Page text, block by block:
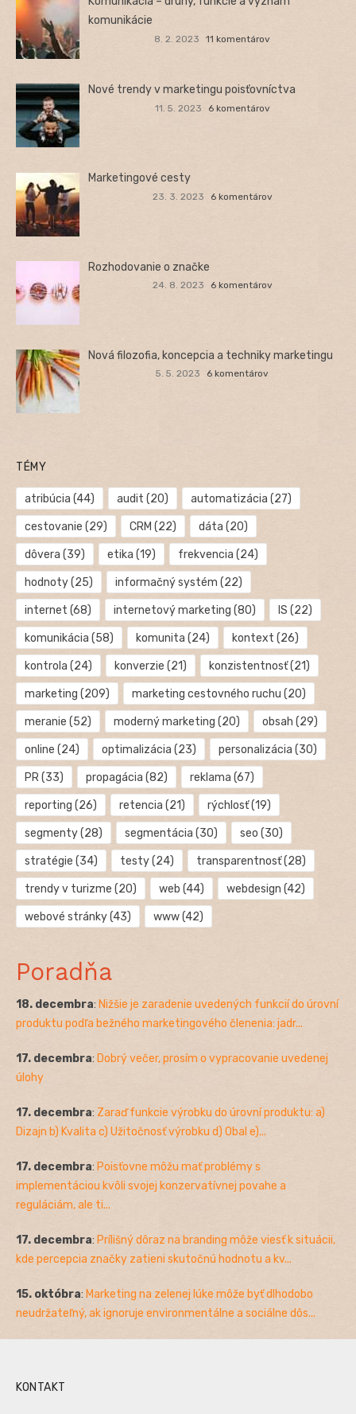
komunikácie
8. 2. 2023 11 komentárov
Nové trendy v marketingu poisťovníctva
11. 5. 2023 6 komentárov
Marketingové cesty
23. 3. 2023 6 komentárov
Rozhodovanie o značke
24. 8. 2023 6 komentárov
Nová filozofia, koncepcia a techniky marketingu
5. 5. 2023 6 komentárov
TÉMY
atribúcia (44) audit (20) automatizácia (27)
cestovanie (29) CRM (22) dáta (20)
dôvera (39) etika (19) frekvencia (24)
hodnoty(25) informačný systém (22)
internet (68) internetový marketing (80) IS (22)
komunikácia (58) komunita (24) kontext (26)
kontrola (24) konverzie (21) konzistentnosť(21)
marketing (209) marketing cestovného ruchu (20)
meranie (52) moderný marketing (20) obsah (29)
online (24) optimalizácia (23) personalizácia (30)
PR(33) propagácia (82) reklama (67)
reporting (26) retencia (21) rýchlosť(19)
segmenty(28) segmentácia (30) seo (30)
stratégie (34) testy(24) transparentnosť(28)
trendy v turizme (20) web (44) webdesign (42)
webové stránky(43) www(42)
Poradňa
18. decembra: Nižšie je zaradenie uvedených funkcií do úrovní
produktu podľa bežného marketingového členenia: jadr...
17. decembra: Dobrý večer, prosím o vypracovanie uvedenej
úlohy
17. decembra: Zaraď funkcie výrobku do úrovní produktu: a)
Dizajn b) Kvalita c) Užitočnosť výrobku d) Obal e)...
17. decembra: Poisťovne môžu mať problémy s
implementáciou kvôli svojej konzervatívnej povahe a
reguláciám, ale ti...
17. decembra: Prílišný dôraz na branding môže viesť k situácii,
kde percepcia značky zatieni skutočnú hodnotu a kv...
15. októbra: Marketing na zelenej lúke môže byť dlhodobo
neudržateľný, ak ignoruje environmentálne a sociálne dôs...
KONTAKT